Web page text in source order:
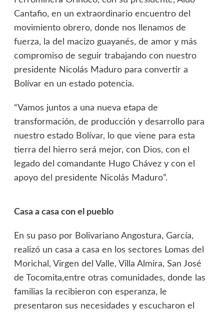
Cantafio, en un extraordinario encuentro del
movimiento obrero, donde nos llenamos de
fuerza, la del macizo guayanés, de amor y más
compromiso de seguir trabajando con nuestro
presidente Nicolás Maduro para convertir a
Bolívar en un estado potencia.
“Vamos juntos a una nueva etapa de
transformación, de producción y desarrollo para
nuestro estado Bolívar, lo que viene para esta
tierra del hierro será mejor, con Dios, con el
legado del comandante Hugo Chávez y con el
apoyo del presidente Nicolás Maduro”.
Casa a casa con el pueblo
En su paso por Bolivariano Angostura, García,
realizó un casa a casa en los sectores Lomas del
Morichal, Virgen del Valle, Villa Almira, San José
de Tocomita,entre otras comunidades, donde las
familias la recibieron con esperanza, le
presentaron sus necesidades y escucharon el